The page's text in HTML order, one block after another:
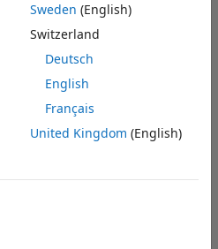
Sweden (English)
Switzerland
Deutsch
English
Français
United Kingdom (English)